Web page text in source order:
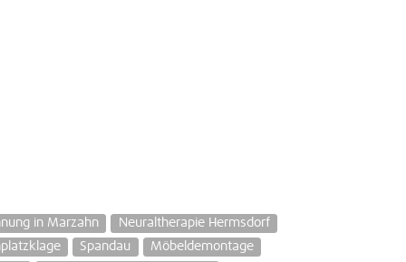
in Marzahn
Neuraltherapie Hermsdorf
Spandau
Möbeldemontage